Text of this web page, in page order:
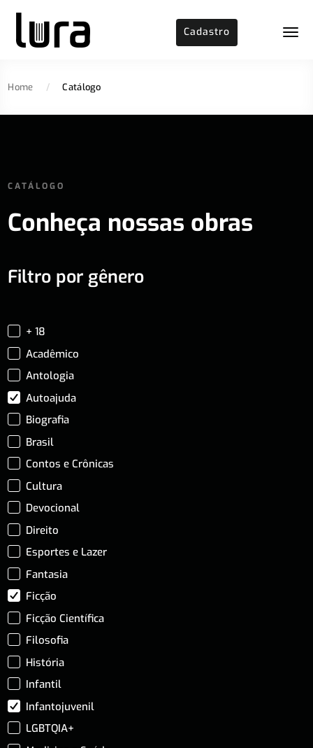
Cadastro
Home / Catálogo
CATÁLOGO
Conheça nossas obras
Filtro por gênero
+ 18
Acadêmico
Antologia
Autoajuda
Biografia
Brasil
Contos e Crônicas
Cultura
Devocional
Direito
Esportes e Lazer
Fantasia
Ficção
Ficção Científica
Filosofia
História
Infantil
Infantojuvenil
LGBTQIA+